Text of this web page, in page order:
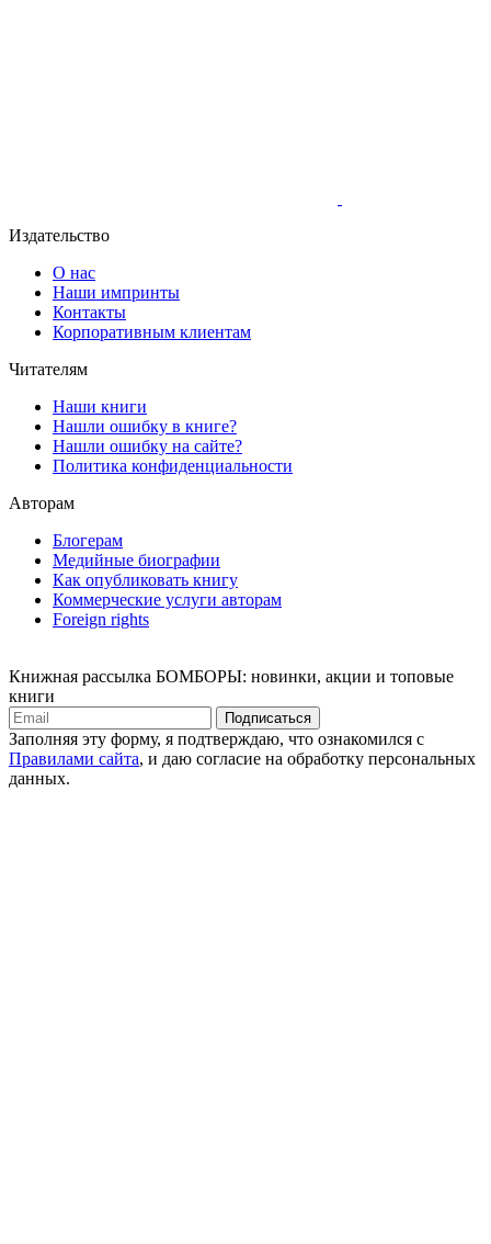
Издательство
О нас
Наши импринты
Контакты
Корпоративным клиентам
Читателям
Наши книги
Нашли ошибку в книге?
Нашли ошибку на сайте?
Политика конфиденциальности
Авторам
Блогерам
Медийные биографии
Как опубликовать книгу
Коммерческие услуги авторам
Foreign rights
Книжная рассылка БОМБОРЫ: новинки, акции и топовые
книги
Подписаться
Заполняя эту форму, я подтверждаю, что ознакомился с
Правилами сайта, и даю согласие на обработку персональных
данных.